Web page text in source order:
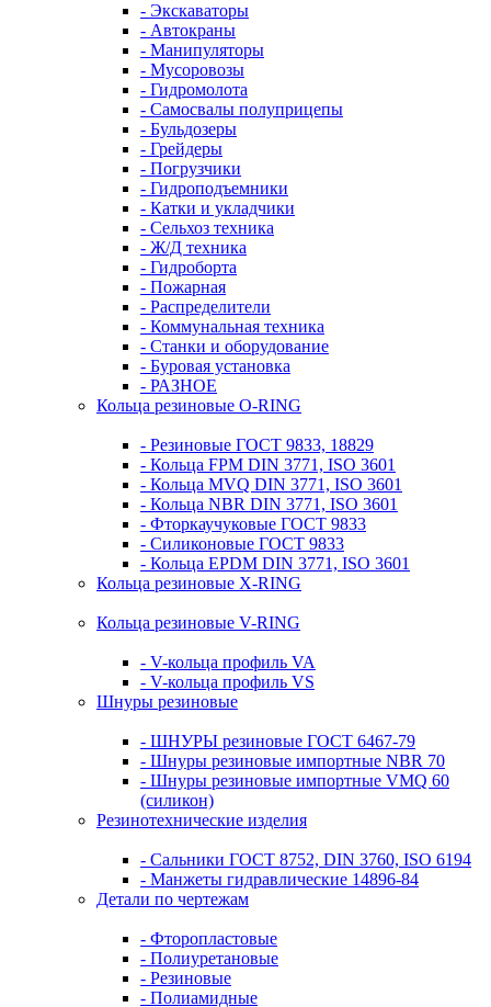
- Экскаваторы
- Автокраны
- Манипуляторы
- Мусоровозы
- Гидромолота
- Самосвалы полуприцепы
- Бульдозеры
- Грейдеры
- Погрузчики
- Гидроподъемники
- Катки и укладчики
- Сельхоз техника
- Ж/Д техника
- Гидроборта
- Пожарная
- Распределители
- Коммунальная техника
- Станки и оборудование
- Буровая установка
- РАЗНОЕ
Кольца резиновые O-RING
- Резиновые ГОСТ 9833, 18829
- Кольца FPM DIN 3771, ISO 3601
- Кольца MVQ DIN 3771, ISO 3601
- Кольца NBR DIN 3771, ISO 3601
- Фторкаучуковые ГОСТ 9833
- Силиконовые ГОСТ 9833
- Кольца EPDM DIN 3771, ISO 3601
Кольца резиновые Х-RING
Кольца резиновые V-RING
- V-кольца профиль VA
- V-кольца профиль VS
Шнуры резиновые
- ШНУРЫ резиновые ГОСТ 6467-79
- Шнуры резиновые импортные NBR 70
- Шнуры резиновые импортные VMQ 60
(силикон)
Резинотехнические изделия
- Сальники ГОСТ 8752, DIN 3760, ISO 6194
- Манжеты гидравлические 14896-84
Детали по чертежам
- Фторопластовые
- Полиуретановые
- Резиновые
- Полиамидные